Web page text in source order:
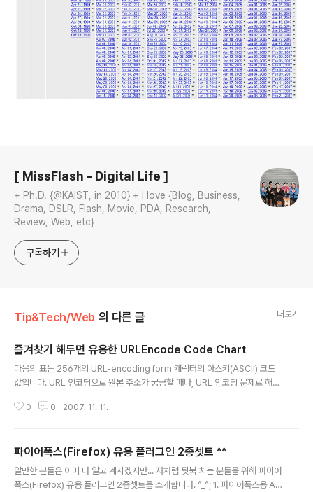
[ MissFlash - Digital Life ]
+ Ph.D. {@KAIST, in 2010} + I love {Blog, Business,
Drama, DSLR, Flash, Movie, PDA, Research,
Review, Web, etc}
구독하기
Tip&Tech/Web 의 다른 글 더보기
즐겨찾기 해두면 유용한 URLEncode Code Chart
다음의 표는 256개의 URL-encoding form 캐릭터의 아스키(ASCII) 코드
값입니다. URL 인코딩으로 원본 주소가 궁금할 때나, URL 인코딩 문제로 해당
는 값은 스페이스(%20), &(%26), +(%2b) 등이 있겠네요... 표가 잘리네요 ^_
c %0d %0e %0f %10 %11 %12 %13 %14 %15 %16 %17 %18 %19
%1a %1b %1c %1d %1e %1f %20 %2..
0 0 2007. 11. 11.
파이어폭스(Firefox) 유용 플러그인 2종셋트 ^^
알만한 분들은 이미 다 알고 계시겠지만... 저처럼 뒷북 치는 분들을 위해 파이어
폭스(Firefox) 유용 플러그인 2종셋트를 소개합니다. ^_^; 1. 파이어폭스용 All